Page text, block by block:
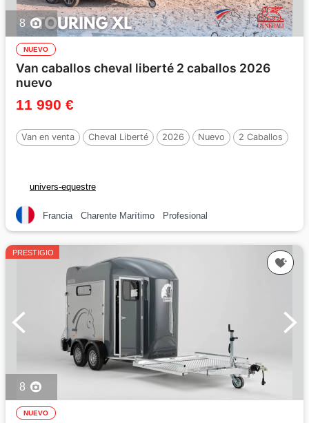
8
NUEVO
Van caballos cheval liberté 2 caballos 2026
nuevo
11 990 €
Van en venta Cheval Liberté 2026 Nuevo 2 Caballos
univers-equestre
Francia Charente Marítimo Profesional
PRESTIGIO
8
NUEVO